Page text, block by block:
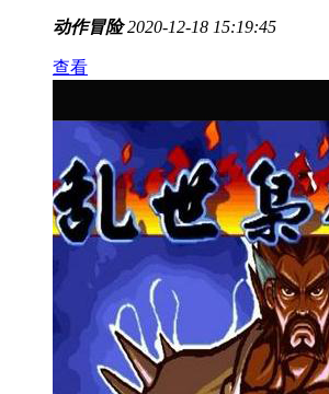
动作冒险 2020-12-18 15:19:45
查看